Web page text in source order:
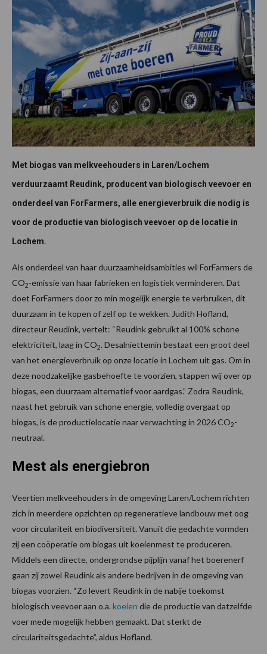
Met biogas van melkveehouders in Laren/Lochem
verduurzaamt Reudink, producent van biologisch veevoer en
onderdeel van ForFarmers, alle energieverbruik die nodig is
voor de productie van biologisch veevoer op de locatie in
Lochem.
Als onderdeel van haar duurzaamheidsambities wil ForFarmers de
CO2-emissie van haar fabrieken en logistiek verminderen. Dat
doet ForFarmers door zo min mogelijk energie te verbruiken, dit
duurzaam in te kopen of zelf op te wekken. Judith Hofland,
directeur Reudink, vertelt: “Reudink gebruikt al 100% schone
elektriciteit, laag in CO2. Desalniettemin bestaat een groot deel
van het energieverbruik op onze locatie in Lochem uit gas. Om in
deze noodzakelijke gasbehoefte te voorzien, stappen wij over op
biogas, een duurzaam alternatief voor aardgas.” Zodra Reudink,
naast het gebruik van schone energie, volledig overgaat op
biogas, is de productielocatie naar verwachting in 2026 CO2-
neutraal.
Mest als energiebron
Veertien melkveehouders in de omgeving Laren/Lochem richten
zich in meerdere opzichten op regeneratieve landbouw met oog
voor circulariteit en biodiversiteit. Vanuit die gedachte vormden
zij een coöperatie om biogas uit koeienmest te produceren.
Middels een directe, ondergrondse pijplijn vanaf het boerenerf
gaan zij zowel Reudink als andere bedrijven in de omgeving van
biogas voorzien. “Zo levert Reudink in de nabije toekomst
biologisch veevoer aan o.a. koeien die de productie van datzelfde
voer mede mogelijk hebben gemaakt. Dat sterkt de
circulariteitsgedachte”, aldus Hofland.